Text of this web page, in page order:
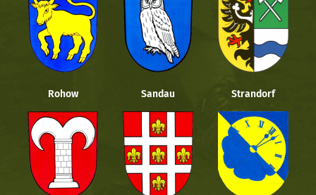
Rohow Sandau Strandorf